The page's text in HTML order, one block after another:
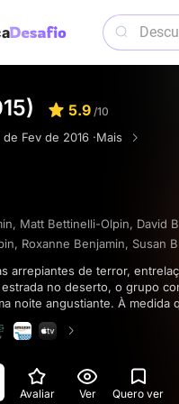
5.9 /10
de Fev de 2016 ·Mais
, Matt Bettinelli-Olpin, David
, Roxanne Benjamin, Susan
estrada no deserto, o grupo
noite angustiante. À
que se escondem
reviravoltas da psique
Avaliar Ver Quero ver